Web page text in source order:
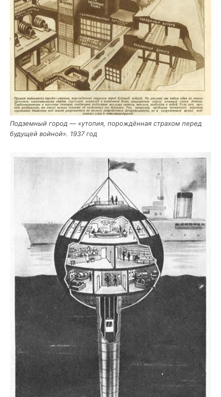
Под­зем­ный город — «уто­пия, порож­дён­ная стра­хом перед
буду­щей вой­ной». 1937 год